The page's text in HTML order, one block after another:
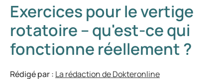
Exercices pour le vertige
rotatoire – qu'est-ce qui
fonctionne réellement ?
Rédigé par : La rédaction de Dokteronline